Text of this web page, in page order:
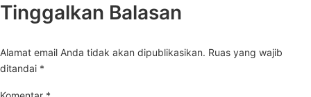
Tinggalkan Balasan
Alamat email Anda tidak akan dipublikasikan. Ruas yang wajib
ditandai *